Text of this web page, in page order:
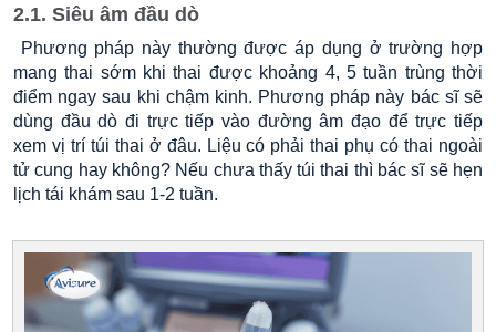
2.1. Siêu âm đầu dò
Phương pháp này thường được áp dụng ở trường hợp
mang thai sớm khi thai được khoảng 4, 5 tuần trùng thời
điểm ngay sau khi chậm kinh. Phương pháp này bác sĩ sẽ
dùng đầu dò đi trực tiếp vào đường âm đạo để trực tiếp
xem vị trí túi thai ở đâu. Liệu có phải thai phụ có thai ngoài
tử cung hay không? Nếu chưa thấy túi thai thì bác sĩ sẽ hẹn
lịch tái khám sau 1-2 tuần.